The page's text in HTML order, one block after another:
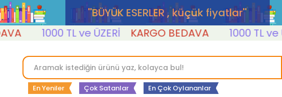
''BÜYÜK ESERLER , küçük fiyatlar''
1000 TL ve ÜZERİ KARGO BEDAVA 1000 TL ve
En Yeniler Çok Satanlar En Çok Oylananlar